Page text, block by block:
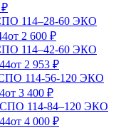
₽
114–28-60 ЭКО
от 2 600 ₽
114–42-60 ЭКО
от 2 953 ₽
114-56-120 ЭКО
от 3 400 ₽
СПО 114-84–120 ЭКО
от 4 000 ₽